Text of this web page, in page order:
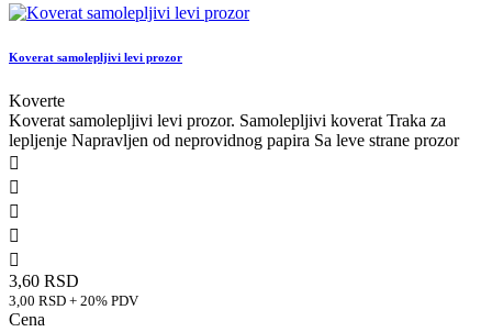
Koverat samolepljivi levi prozor
Koverte
Koverat samolepljivi levi prozor. Samolepljivi koverat Traka za
lepljenje Napravljen od neprovidnog papira Sa leve strane prozor





3,60 RSD
3,00 RSD + 20% PDV
Cena